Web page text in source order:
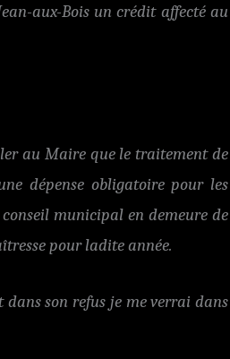
aux-Bois un crédit affecté au
au Maire que le traitement de
dépense obligatoire pour les
municipal en demeure de
pour ladite année.
dans son refus je me verrai dans